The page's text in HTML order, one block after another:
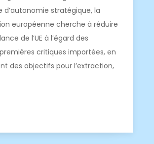
d’autonomie stratégique, la
européenne cherche à réduire
de l’UE à l’égard des
critiques importées, en
des objectifs pour l’extraction,